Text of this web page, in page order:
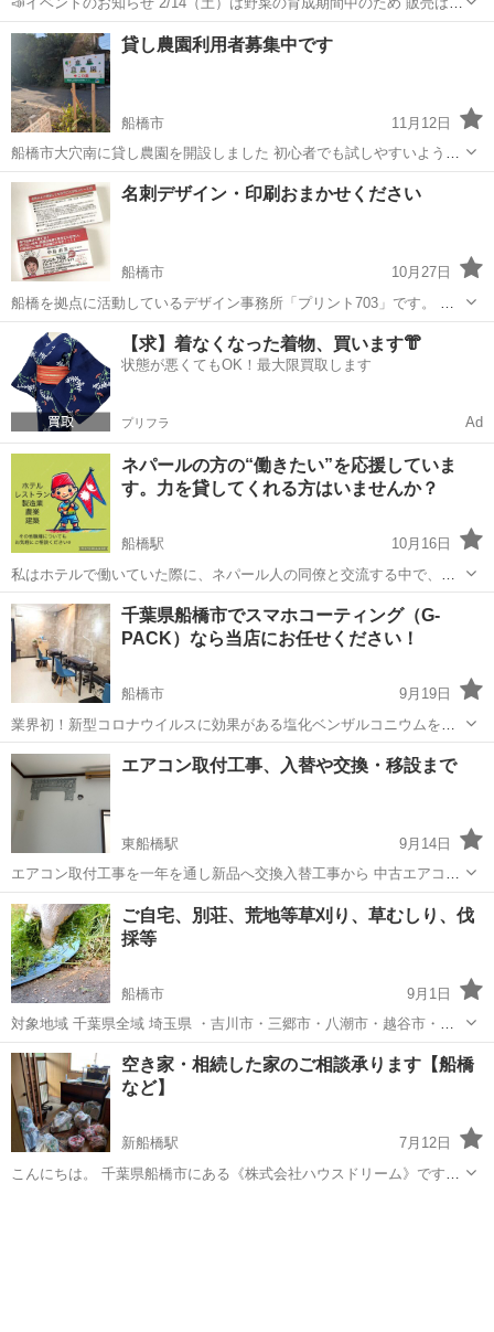
休みですが、シール販売のみ行います！ ⏰時間：13:00～16:00 さらに
当日はイベント開催🎉 1,000円ごとにくじ引き1回！ 当たりが出たら...
千葉 船橋市 船橋日大前駅 その他
貸し農園利用者募集中です
船橋市
11月12日
船橋市大穴南に貸し農園を開設しました 初心者でも試しやすいよう、
ひと区画２０㎡から貸し出し中です。 今年度オープンのため、来年契
約された方は、契約当日から来年いっぱいまで利用できます。 料金は
１㎡あたり、年間５００円で...
千葉 船橋市 その他 貸し農園
名刺デザイン・印刷おまかせください
船橋市
10月27日
船橋を拠点に活動しているデザイン事務所「プリント703」です。 お
店・会社・個人の方の名刺を、デザインから印刷まで、まとめて承り
ます。 「イメージはあるけど・・・」「デザインを変更したい」「デ
ータがない」など、 ...
千葉 その他 名刺
【求】着なくなった着物、買います👘
状態が悪くてもOK！最大限買取します
プリフラ Ad
ネパールの方の“働きたい”を応援していま
す。力を貸してくれる方はいませんか？
船橋駅
10月16日
私はホテルで働いていた際に、ネパール人の同僚と交流する中で、
「日本で働きたいけれど、働き口を見つけるのが難しい」と感じてい
る方が多いことを知りました。 ネパール人の温かく真面目な人柄に触
れ、 少しでも日本での就労をサポー...
千葉 船橋市 船橋駅 その他
千葉県船橋市でスマホコーティング（G-
PACK）なら当店にお任せください！
船橋市
9月19日
業界初！新型コロナウイルスに効果がある塩化ベンザルコニウムを配
合したスマホコーティング！ G-PACKは8つの機能でスマホをしっかり
ガード！傷や衝撃だけでなく菌やウイルスからあなたのスマホを守り
ます！ スマホ画面に付...
千葉 船橋市 お客様
エアコン取付工事、入替や交換・移設まで
東船橋駅
9月14日
エアコン取付工事を一年を通し新品へ交換入替工事から 中古エアコン
も弊社販売エアコンを取り付け工事込みで 東京都内や千葉県で格安で
おこなってます。 格安の中古エアコン取付工事込みセットや 新品へ入
替で取付してほしい エアコン...
千葉 船橋市 東船橋駅 その他 格安
ご自宅、別荘、荒地等草刈り、草むしり、伐
採等
船橋市
9月1日
対象地域 千葉県全域 埼玉県 ・吉川市・三郷市・八潮市・越谷市・草
加市 東京23区 時間 ・8:00-18:00（要相談） 料金 ・10平米（畳6畳ほ
ど）あたり3,000円(税込) ※ご依頼は10平米から承ります ...
千葉 船橋市 その他 草むしり
空き家・相続した家のご相談承ります【船橋
など】
新船橋駅
7月12日
こんにちは。 千葉県船橋市にある《株式会社ハウスドリーム》です。